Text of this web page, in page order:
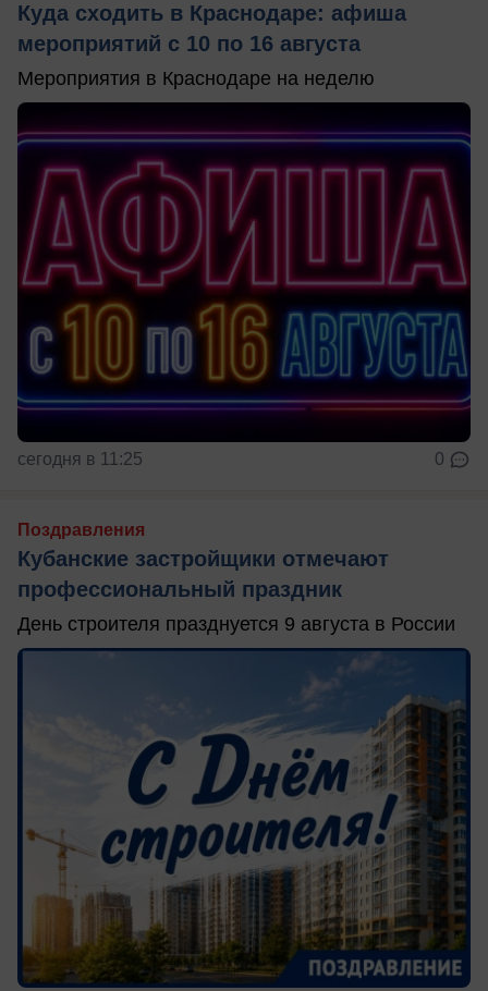
Куда сходить в Краснодаре: афиша
мероприятий с 10 по 16 августа
Мероприятия в Краснодаре на неделю
сегодня в 11:25 0
Поздравления
Кубанские застройщики отмечают
профессиональный праздник
День строителя празднуется 9 августа в России